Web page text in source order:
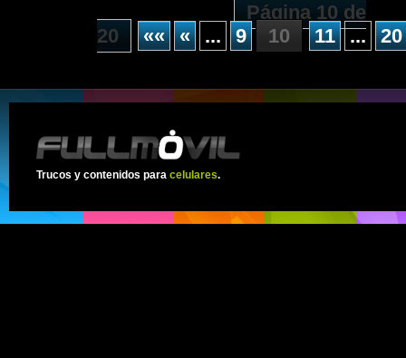
Página 10 de
20
«« « ... 9 10 11 ... 20
Trucos y contenidos para celulares.